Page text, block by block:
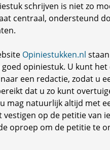
schrijven is niet zo
centraal, ondersteund
Opiniestukken.nl
opiniestuk. U kunt het
een redactie, zodat u
dat u zo kunt
mag natuurlijk altijd met
vestigen op de petitie van
oproep om de petitie te